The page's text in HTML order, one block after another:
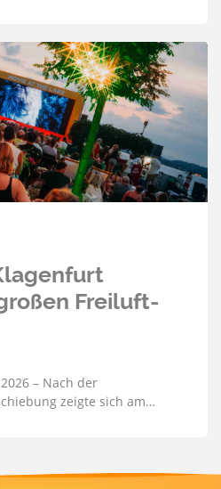
Freiluft-
– Nach der
zeigte sich am…